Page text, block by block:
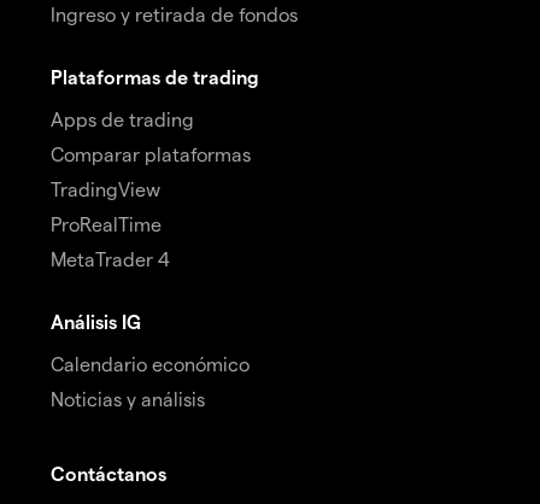
Ingreso y retirada de fondos
Plataformas de trading
Apps de trading
Comparar plataformas
TradingView
ProRealTime
MetaTrader 4
Análisis IG
Calendario económico
Noticias y análisis
Contáctanos